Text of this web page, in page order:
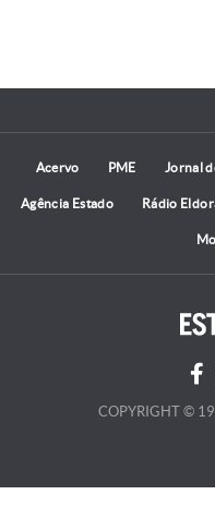
Acervo PME Jornal
Agência Estado Rádio
COPYRIGHT ©